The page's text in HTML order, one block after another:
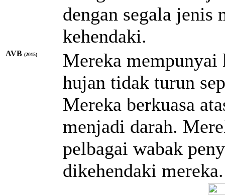
dengan segala jenis
kehendaki.
AVB (2015)
Mereka mempunyai
hujan tidak turun
Mereka berkuasa
menjadi darah.
pelbagai wabak
dikehendaki mereka.